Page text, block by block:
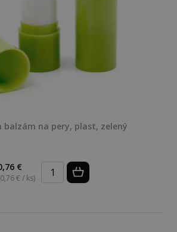
balzám na pery, plast, zelený
€
€ / ks)